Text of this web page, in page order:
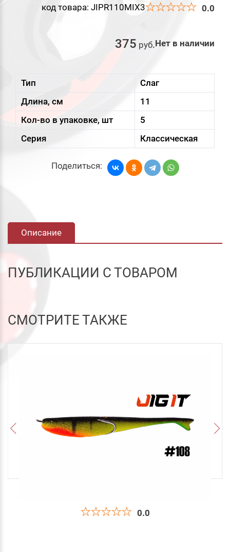
код товара: JIPR110MIX3 0.0
375 руб.Нет в наличии
Тип
Слаг
Длина, см
11
Кол-во в упаковке, шт
5
Серия
Классическая
Поделиться:
Описание
ПУБЛИКАЦИИ С ТОВАРОМ
СМОТРИТЕ ТАКЖЕ
0.0